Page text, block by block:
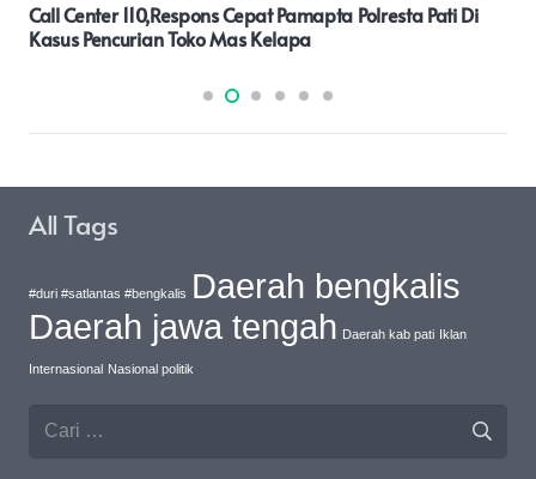
Judi Togel Merek Toga Meresahkan Masyarakat Di
Siantar Simalungun, Tak Tersentuh Hukum.
All Tags
#duri #satlantas #bengkalis Daerah bengkalis
Daerah jawa tengah Daerah kab pati Iklan
Internasional Nasional politik
Cari